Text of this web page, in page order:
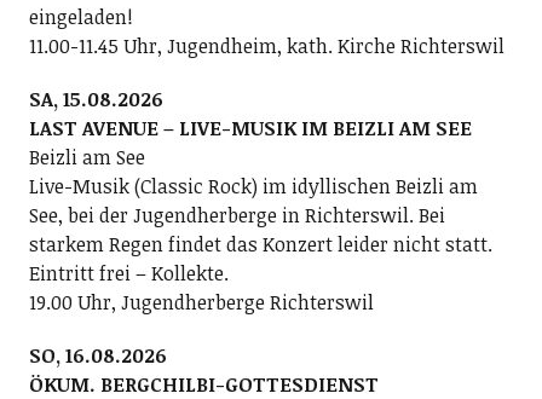
eingeladen!
11.00-11.45 Uhr, Jugendheim, kath. Kirche Richterswil
SA, 15.08.2026
LAST AVENUE – LIVE-MUSIK IM BEIZLI AM SEE
Beizli am See
Live-Musik (Classic Rock) im idyllischen Beizli am
See, bei der Jugendherberge in Richterswil. Bei
starkem Regen findet das Konzert leider nicht statt.
Eintritt frei – Kollekte.
19.00 Uhr, Jugendherberge Richterswil
SO, 16.08.2026
ÖKUM. BERGCHILBI-GOTTESDIENST